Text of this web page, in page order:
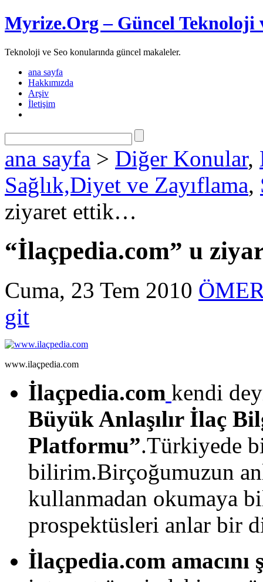
Myrize.Org – Güncel Teknoloji
Teknoloji ve Seo konularında güncel makaleler.
ana sayfa
Hakkımızda
Arşiv
İletişim
ana sayfa > Diğer Konular,
Sağlık,Diyet ve Zayıflama,
ziyaret ettik…
“İlaçpedia.com” u
Cuma, 23 Tem 2010
git
www.ilaçpedia.com
İlaçpedia.com kendi
Büyük Anlaşılır İlaç
Platformu”.Türkiyede
bilirim.Birçoğumuzun
kullanmadan okumaya
prospektüsleri anlar bir
İlaçpedia.com amacını